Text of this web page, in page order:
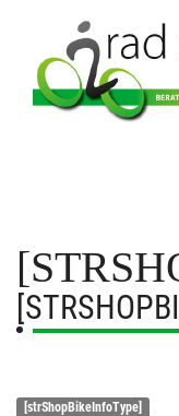
[strShopBikeInfoType]